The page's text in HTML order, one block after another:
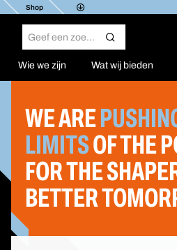
Shop
Wie we zijn Wat wij bieden
WE ARE
LIMITSOF THE
FOR THE
BETTER